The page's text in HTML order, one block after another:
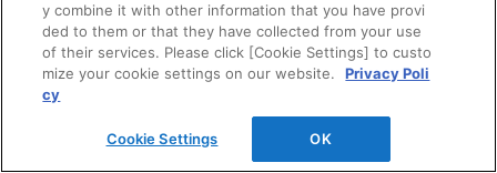
修理・点検
お問い合わせ
y combine it with other information that you have provi
ded to them or that they have collected from your use
of their services. Please click [Cookie Settings] to custo
mize your cookie settings on our website.
Privacy Poli
cy
Cookie Settings OK